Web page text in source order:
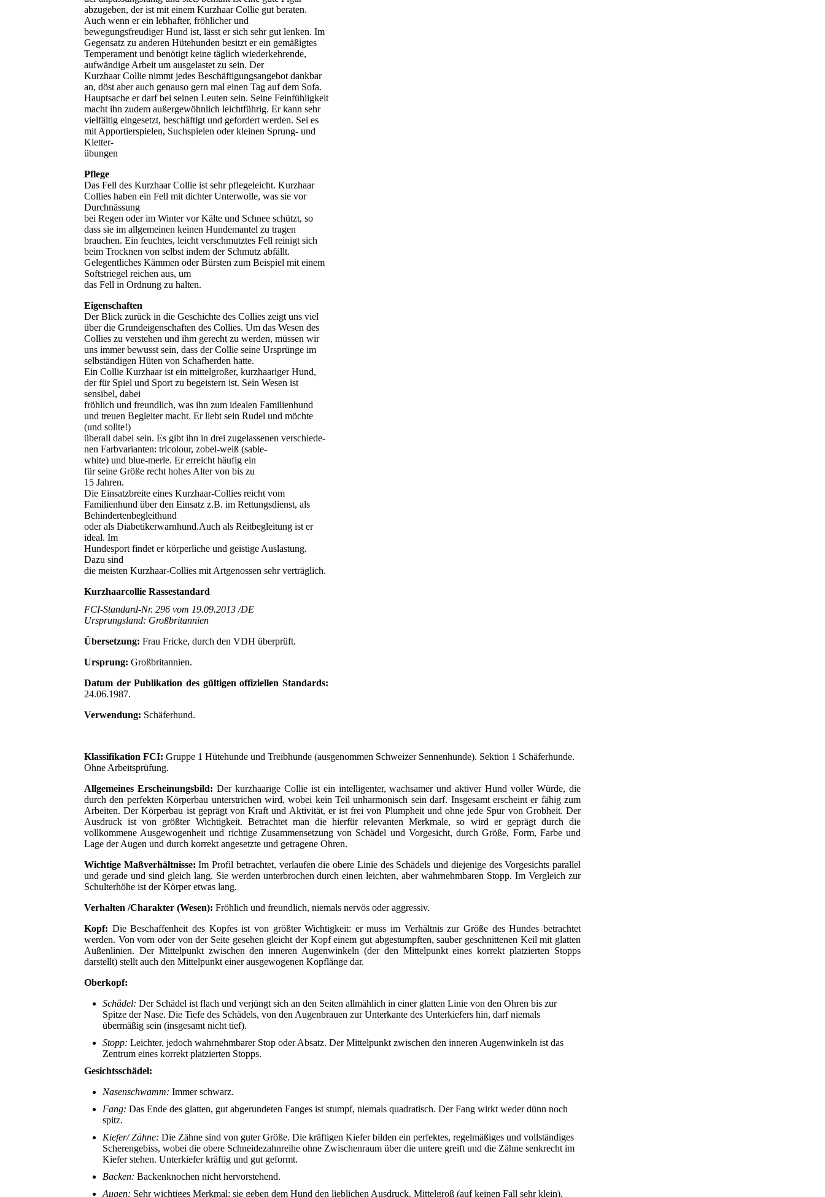
abzugeben, der ist mit einem Kurzhaar Collie gut beraten.
Auch wenn er ein lebhafter, fröhlicher und
bewegungsfreudiger Hund ist, lässt er sich sehr gut lenken. Im
Gegensatz zu anderen Hütehunden besitzt er ein gemäßigtes
Temperament und benötigt keine täglich wiederkehrende,
aufwändige Arbeit um ausgelastet zu sein. Der
Kurzhaar Collie nimmt jedes Beschäftigungsangebot dankbar
an, döst aber auch genauso gern mal einen Tag auf dem Sofa.
Hauptsache er darf bei seinen Leuten sein. Seine Feinfühligkeit
macht ihn zudem außergewöhnlich leichtführig. Er kann sehr
vielfältig eingesetzt, beschäftigt und gefordert werden. Sei es
mit Apportierspielen, Suchspielen oder kleinen Sprung- und
Kletter-
übungen
Pflege
Das Fell des Kurzhaar Collie ist sehr pflegeleicht. Kurzhaar
Collies haben ein Fell mit dichter Unterwolle, was sie vor
Durchnässung
bei Regen oder im Winter vor Kälte und Schnee schützt, so
dass sie im allgemeinen keinen Hundemantel zu tragen
brauchen. Ein feuchtes, leicht verschmutztes Fell reinigt sich
beim Trocknen von selbst indem der Schmutz abfällt.
Gelegentliches Kämmen oder Bürsten zum Beispiel mit einem
Softstriegel reichen aus, um
das Fell in Ordnung zu halten.
Eigenschaften
Der Blick zurück in die Geschichte des Collies zeigt uns viel
über die Grundeigenschaften des Collies. Um das Wesen des
Collies zu verstehen und ihm gerecht zu werden, müssen wir
uns immer bewusst sein, dass der Collie seine Ursprünge im
selbständigen Hüten von Schafherden hatte.
Ein Collie Kurzhaar ist ein mittelgroßer, kurzhaariger Hund,
der für Spiel und Sport zu begeistern ist. Sein Wesen ist
sensibel, dabei
fröhlich und freundlich, was ihn zum idealen Familienhund
und treuen Begleiter macht. Er liebt sein Rudel und möchte
(und sollte!)
überall dabei sein. Es gibt ihn in drei zugelassenen verschiede-
nen Farbvarianten: tricolour, zobel-weiß (sable-
white) und blue-merle. Er erreicht häufig ein
für seine Größe recht hohes Alter von bis zu
15 Jahren.
Die Einsatzbreite eines Kurzhaar-Collies reicht vom
Familienhund über den Einsatz z.B. im Rettungsdienst, als
Behindertenbegleithund
oder als Diabetikerwarnhund.Auch als Reitbegleitung ist er
ideal. Im
Hundesport findet er körperliche und geistige Auslastung.
Dazu sind
die meisten Kurzhaar-Collies mit Artgenossen sehr verträglich.
Kurzhaarcollie Rassestandard
FCI-Standard-Nr. 296 vom 19.09.2013 /DE
Ursprungsland: Großbritannien
Übersetzung: Frau Fricke, durch den VDH überprüft.
Ursprung: Großbritannien.
Datum der Publikation des gültigen offiziellen Standards:
24.06.1987.
Verwendung: Schäferhund.
Klassifikation FCI: Gruppe 1 Hütehunde und Treibhunde (ausgenommen Schweizer Sennenhunde). Sektion 1 Schäferhunde.
Ohne Arbeitsprüfung.
Allgemeines Erscheinungsbild: Der kurzhaarige Collie ist ein intelligenter, wachsamer und aktiver Hund voller Würde, die
durch den perfekten Körperbau unterstrichen wird, wobei kein Teil unharmonisch sein darf. Insgesamt erscheint er fähig zum
Arbeiten. Der Körperbau ist geprägt von Kraft und Aktivität, er ist frei von Plumpheit und ohne jede Spur von Grobheit. Der
Ausdruck ist von größter Wichtigkeit. Betrachtet man die hierfür relevanten Merkmale, so wird er geprägt durch die
vollkommene Ausgewogenheit und richtige Zusammensetzung von Schädel und Vorgesicht, durch Größe, Form, Farbe und
Lage der Augen und durch korrekt angesetzte und getragene Ohren.
Wichtige Maßverhältnisse: Im Profil betrachtet, verlaufen die obere Linie des Schädels und diejenige des Vorgesichts parallel
und gerade und sind gleich lang. Sie werden unterbrochen durch einen leichten, aber wahrnehmbaren Stopp. Im Vergleich zur
Schulterhöhe ist der Körper etwas lang.
Verhalten /Charakter (Wesen): Fröhlich und freundlich, niemals nervös oder aggressiv.
Kopf: Die Beschaffenheit des Kopfes ist von größter Wichtigkeit: er muss im Verhältnis zur Größe des Hundes betrachtet
werden. Von vorn oder von der Seite gesehen gleicht der Kopf einem gut abgestumpften, sauber geschnittenen Keil mit glatten
Außenlinien. Der Mittelpunkt zwischen den inneren Augenwinkeln (der den Mittelpunkt eines korrekt platzierten Stopps
darstellt) stellt auch den Mittelpunkt einer ausgewogenen Kopflänge dar.
Oberkopf:
Schädel: Der Schädel ist flach und verjüngt sich an den Seiten allmählich in einer glatten Linie von den Ohren bis zur
Spitze der Nase. Die Tiefe des Schädels, von den Augenbrauen zur Unterkante des Unterkiefers hin, darf niemals
übermäßig sein (insgesamt nicht tief).
Stopp: Leichter, jedoch wahrnehmbarer Stop oder Absatz. Der Mittelpunkt zwischen den inneren Augenwinkeln ist das
Zentrum eines korrekt platzierten Stopps.
Gesichtsschädel:
Nasenschwamm: Immer schwarz.
Fang: Das Ende des glatten, gut abgerundeten Fanges ist stumpf, niemals quadratisch. Der Fang wirkt weder dünn noch
spitz.
Kiefer/ Zähne: Die Zähne sind von guter Größe. Die kräftigen Kiefer bilden ein perfektes, regelmäßiges und vollständiges
Scherengebiss, wobei die obere Schneidezahnreihe ohne Zwischenraum über die untere greift und die Zähne senkrecht im
Kiefer stehen. Unterkiefer kräftig und gut geformt.
Backen: Backenknochen nicht hervorstehend.
Augen: Sehr wichtiges Merkmal: sie geben dem Hund den lieblichen Ausdruck. Mittelgroß (auf keinen Fall sehr klein),